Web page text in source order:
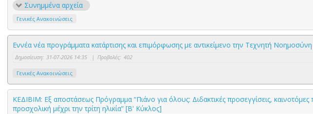
Συνημμένα αρχεία
Γενικές Ανακοινώσεις
Εννέα νέα προγράμματα κατάρτισης και επιμόρφωσης με αντικείμενο την Τεχνητή
Δημοσίευση: 31-07-2026 14:35 | Προβολές: 402
Γενικές Ανακοινώσεις
ΚΕΔΙΒΙΜ: Εξ αποστάσεως Πρόγραμμα “Πιάνο για όλους: Διδακτικές προσεγγίσεις, καινοτόμες
προσχολική μέχρι την τρίτη ηλικία” [Β' Κύκλος]